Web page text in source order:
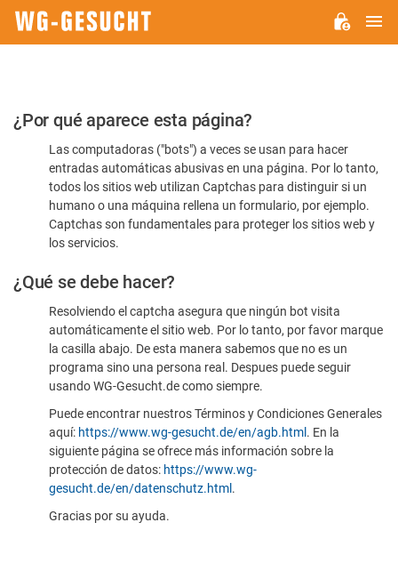
Por
favor,
confirme
humano
¿Por qué aparece esta página?
Las computadoras ("bots") a veces se usan para hacer
entradas automáticas abusivas en una página. Por lo tanto,
todos los sitios web utilizan Captchas para distinguir si un
humano o una máquina rellena un formulario, por ejemplo.
Captchas son fundamentales para proteger los sitios web y
los servicios.
¿Qué se debe hacer?
Resolviendo el captcha asegura que ningún bot visita
automáticamente el sitio web. Por lo tanto, por favor marque
la casilla abajo. De esta manera sabemos que no es un
programa sino una persona real. Despues puede seguir
usando WG-Gesucht.de como siempre.
Puede encontrar nuestros Términos y Condiciones Generales
aquí: https://www.wg-gesucht.de/en/agb.html . En la
siguiente página se ofrece más información sobre la
protección de datos: https://www.wg-
gesucht.de/en/datenschutz.html .
Gracias por su ayuda.